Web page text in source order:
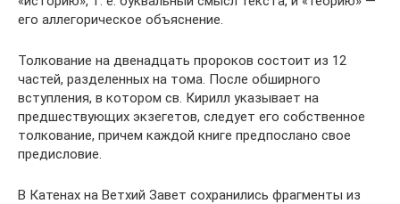
его аллегорическое объяснение.
Толкование на двенадцать пророков состоит из 12
частей, разделенных на тома. После обширного
вступления, в котором св. Кирилл указывает на
предшествующих экзегетов, следует его собственное
толкование, причем каждой книге предпослано свое
предисловие.
В Катенах на Ветхий Завет сохранились фрагменты из